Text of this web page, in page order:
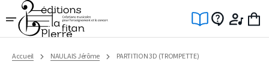
Ignorer
et
passer
au
Accueil NAULAIS Jérôme PARTITION 3D (TROMPETTE)